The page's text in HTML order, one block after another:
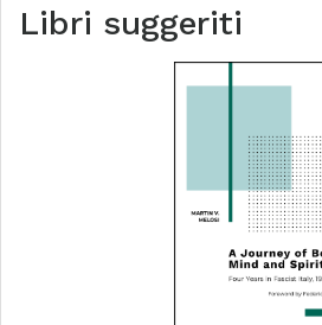
Libri suggeriti